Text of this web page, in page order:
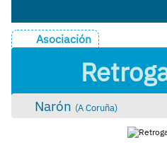
Asociación
Narón (A Coruña)